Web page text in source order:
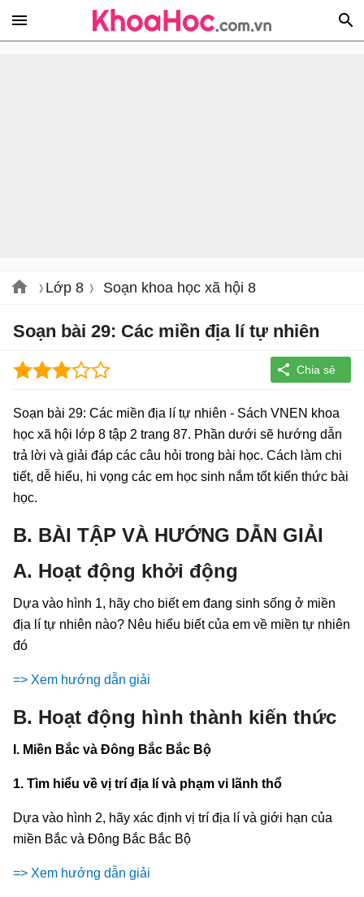
Lớp 8 Soạn khoa học xã hội 8
Soạn bài 29: Các miền địa lí tự nhiên
Soạn bài 29: Các miền địa lí tự nhiên - Sách VNEN khoa
học xã hội lớp 8 tập 2 trang 87. Phần dưới sẽ hướng dẫn
trả lời và giải đáp các câu hỏi trong bài học. Cách làm chi
tiết, dễ hiểu, hi vọng các em học sinh nắm tốt kiến thức bài
học.
B. BÀI TẬP VÀ HƯỚNG DẪN GIẢI
A. Hoạt động khởi động
Dựa vào hình 1, hãy cho biết em đang sinh sống ở miền
địa lí tự nhiên nào? Nêu hiểu biết của em về miền tự nhiên
đó
=> Xem hướng dẫn giải
B. Hoạt động hình thành kiến thức
I. Miền Bắc và Đông Bắc Bắc Bộ
1. Tìm hiểu về vị trí địa lí và phạm vi lãnh thổ
Dựa vào hình 2, hãy xác định vị trí địa lí và giới hạn của
miền Bắc và Đông Bắc Bắc Bộ
=> Xem hướng dẫn giải